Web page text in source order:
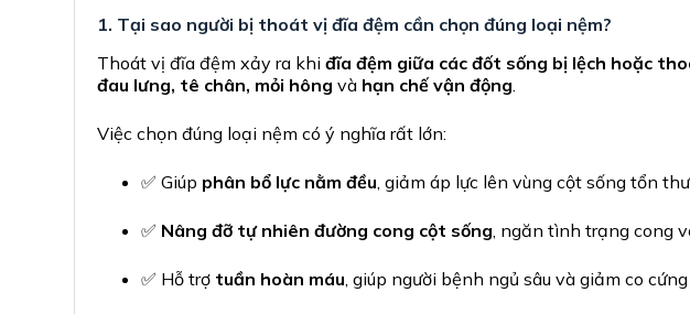
1. Tại sao người bị thoát vị đĩa đệm cần chọn đúng loại nệm?
Thoát vị đĩa đệm xảy ra khiđĩa đệm giữa các đốt sống bị lệch hoặc
đau lưng, tê chân, mỏi hông và hạn chế vận động
Việc chọn đúng loại nệm có ý nghĩa rất lớn:
✅ Giúp phân bổ lực nằm đều , giảm áp lực lên vùng cột sống tổn
✅ Nâng đỡ tự nhiên đường cong cột sống , ngăn tình trạng cong
✅ Hỗ trợ tuần hoàn máu , giúp người bệnh ngủ sâu và giảm co cứng